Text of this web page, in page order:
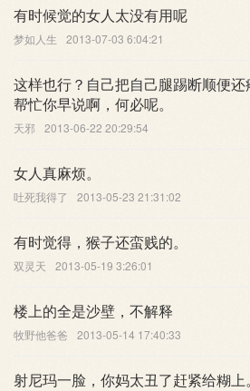
有时候觉的女人太没有用呢
梦如人生 2013-07-03 6:04:21
这样也行？自己把自己腿踢断顺便
帮忙你早说啊，何必呢。
天邪 2013-06-22 20:29:54
女人真麻烦。
吐死我得了 2013-05-23 21:31:02
有时觉得，猴子还蛮贱的。
双灵天 2013-05-19 3:26:01
楼上的全是沙壁，不解释
牧野他爸爸 2013-05-14 17:40:33
射尼玛一脸，你妈太丑了赶紧给糊上。